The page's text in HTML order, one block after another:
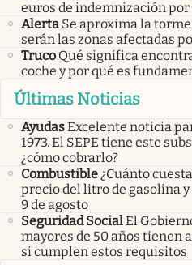
euros de indemnización por
Alerta Se aproxima la
serán las zonas afectadas
Truco Qué significa
coche y por qué es
Últimas Noticias
AyudasExcelente noticia
1973. El SEPE tiene este
¿cómo cobrarlo?
Combustible¿Cuánto
precio del litro de gasolina
9 de agosto
Seguridad SocialEl
mayores de 50 años tienen
si cumplen estos requisitos